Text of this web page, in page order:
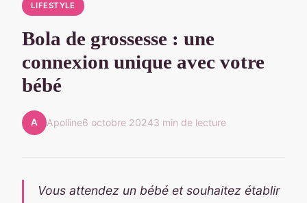
LIFESTYLE
Bola de grossesse : une
connexion unique avec votre
bébé
A Apolline6 octobre 20243 min de lecture
Vous attendez un bébé et souhaitez établir